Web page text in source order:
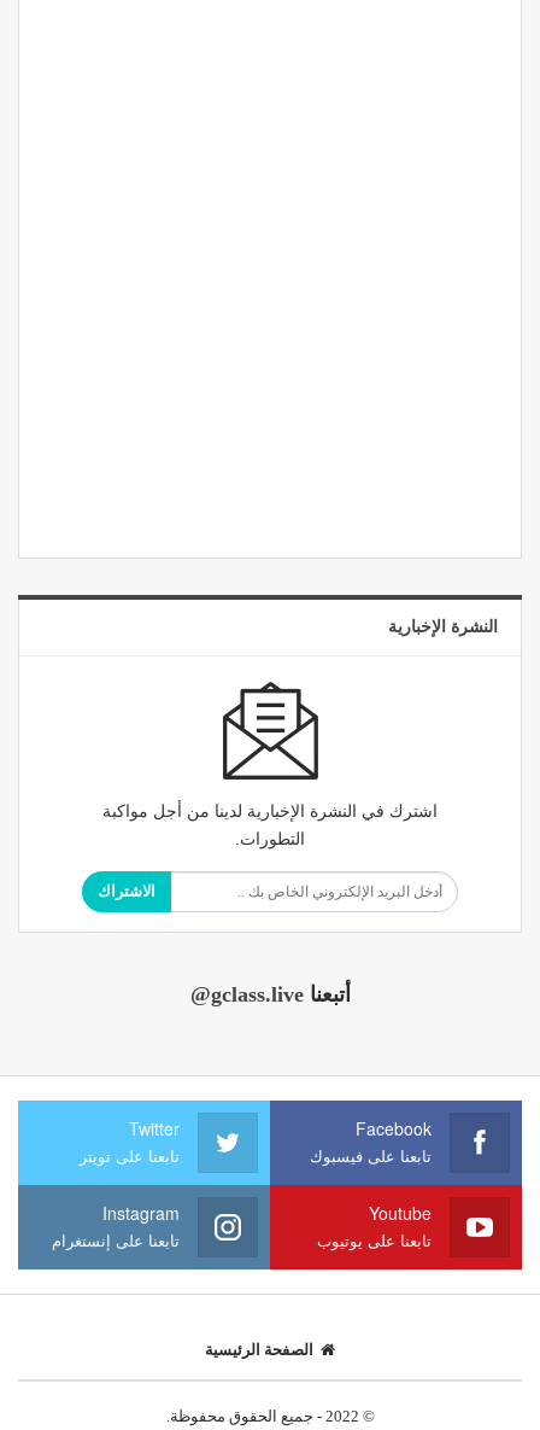
النشرة الإخبارية
اشترك في النشرة الإخبارية لدينا من أجل مواكبة
التطورات.
الاشتراك
أتبعنا@gclass.live
Facebook
تابعنا على فيسبوك
Twitter
تابعنا على تويتر
Youtube
تابعنا على يوتيوب
Instagram
تابعنا على إنستغرام
الصفحة الرئيسية
© 2022 - جميع الحقوق محفوظة.